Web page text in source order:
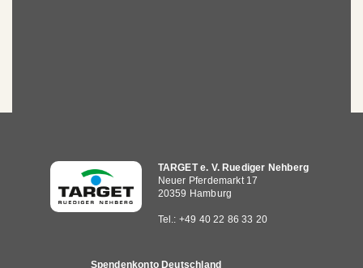
Hauptnavigation
TARGET e. V. Ruediger Nehberg
Neuer Pferdemarkt 17
20359 Hamburg
Tel.: +49 40 22 86 33 20
Spendenkonto Deutschland